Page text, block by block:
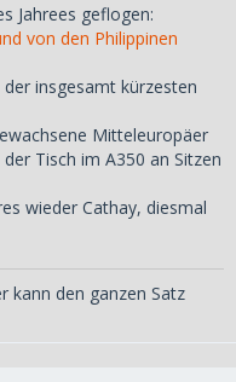
Jahrees geflogen:
von den Philippinen
insgesamt kürzesten
Mitteleuropäer
Tisch im A350 an Sitzen
wieder Cathay, diesmal
kann den ganzen Satz